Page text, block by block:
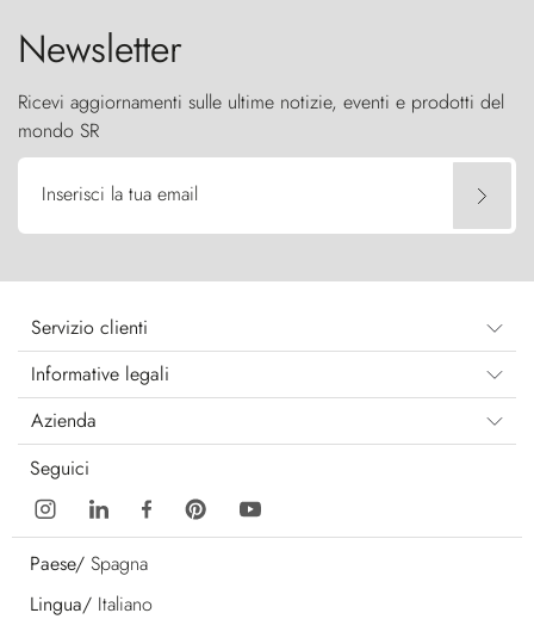
Newsletter
Ricevi aggiornamenti sulle ultime notizie, eventi e prodotti del
mondo SR
Inserisci la tua email
Servizio clienti
Informative legali
Azienda
Seguici
Paese/ Spagna
Lingua/ Italiano